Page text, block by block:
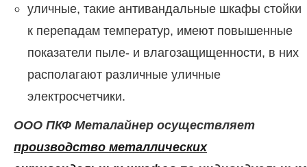
уличные, такие антивандальные шкафы стойки
к перепадам температур, имеют повышенные
показатели пыле- и влагозащищенности, в них
располагают различные уличные
электросчетчики.
ООО ПКФ Металайнер осуществляет
производство металлических